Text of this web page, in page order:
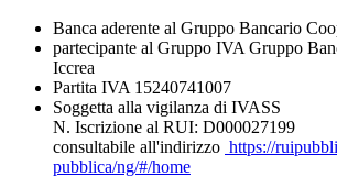
Banca aderente al Gruppo Bancario
partecipante al Gruppo IVA Gruppo
Iccrea
Partita IVA 15240741007
Soggetta alla vigilanza di IVASS
N. Iscrizione al RUI: D000027199
consultabile all'indirizzo https://
pubblica/ng/#/home